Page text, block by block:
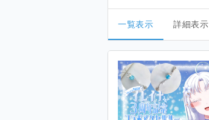
一覧表示 詳細表示